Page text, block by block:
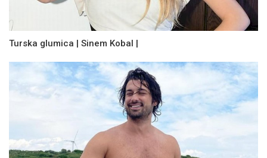
Turska glumica | Sinem Kobal |